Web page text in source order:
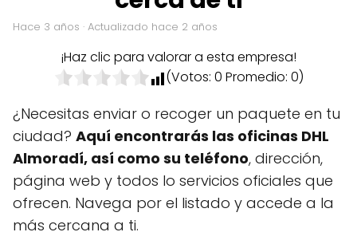
hace 3 años · Actualizado hace 2 años
¡Haz clic para valorar a esta empresa!
(Votos: 0 Promedio: 0)
¿Necesitas enviar o recoger un paquete en tu
ciudad? Aquí encontrarás las oficinas DHL
Almoradí, así como su teléfono, dirección,
página web y todos lo servicios oficiales que
ofrecen. Navega por el listado y accede a la
más cercana a ti.